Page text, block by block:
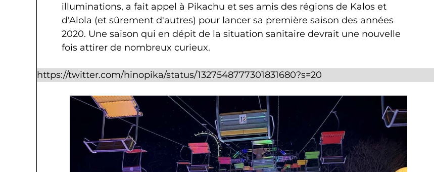
illuminations, a fait appel à Pikachu et ses amis des régions de Kalos et
d'Alola (et sûrement d'autres) pour lancer sa première saison des années
2020. Une saison qui en dépit de la situation sanitaire devrait une nouvelle
fois attirer de nombreux curieux.
https://twitter.com/hinopika/status/1327548777301831680?s=20